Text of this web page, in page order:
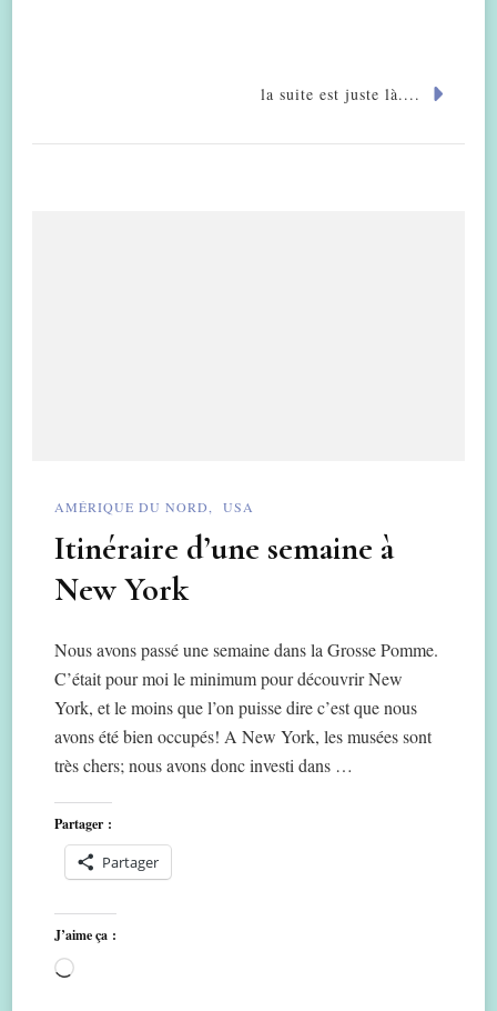
la suite est juste là....
AMÉRIQUE DU NORD USA
Itinéraire d’une semaine à
New York
Nous avons passé une semaine dans la Grosse Pomme.
C’était pour moi le minimum pour découvrir New
York, et le moins que l’on puisse dire c’est que nous
avons été bien occupés! A New York, les musées sont
très chers; nous avons donc investi dans …
Partager :
Partager
J’aime ça :
Chargement…